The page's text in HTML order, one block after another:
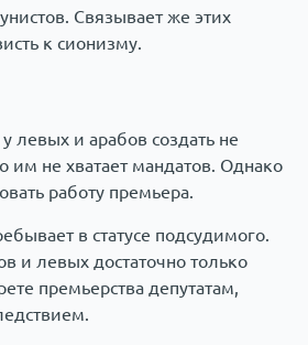
Связывает же этих
к сионизму.
левых и арабов создать не
им не хватает мандатов. Однако
работу премьера.
в статусе подсудимого.
и левых достаточно только
премьерства депутатам,